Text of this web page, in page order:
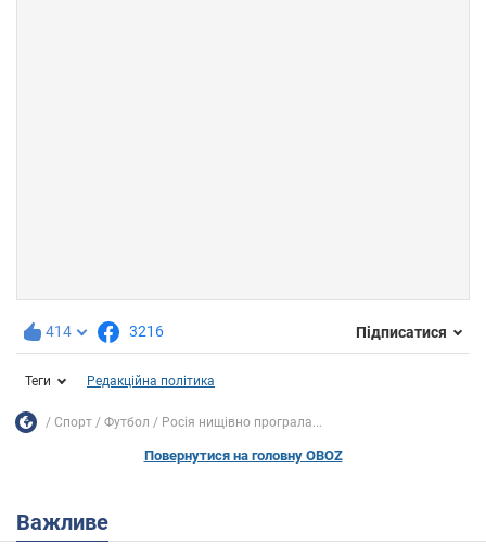
414 3216 Підписатися
Теги Редакційна політика
Спорт Футбол Росія нищівно програла...
Повернутися на головну OBOZ
Важливе